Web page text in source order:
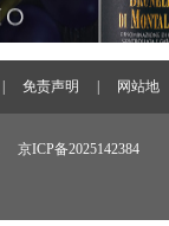
免责声明 网站地
京ICP备2025142384